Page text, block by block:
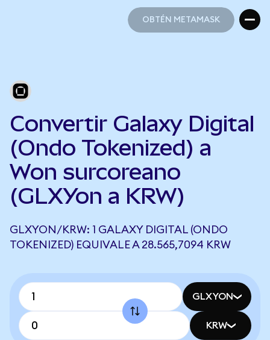
OBTÉN METAMASK
Convertir Galaxy Digital
(Ondo Tokenized) a
Won surcoreano
(GLXYon a KRW)
GLXYON/KRW: 1 GALAXY DIGITAL (ONDO
TOKENIZED) EQUIVALE A 28.565,7094 KRW
GLXYON
KRW